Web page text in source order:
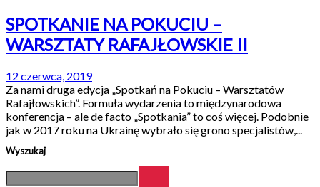
SPOTKANIE NA POKUCIU –
WARSZTATY RAFAJŁOWSKIE II
12 czerwca, 2019
Za nami druga edycja „Spotkań na Pokuciu – Warsztatów
Rafajłowskich”. Formuła wydarzenia to międzynarodowa
konferencja – ale de facto „Spotkania” to coś więcej. Podobnie
jak w 2017 roku na Ukrainę wybrało się grono specjalistów,...
Wyszukaj